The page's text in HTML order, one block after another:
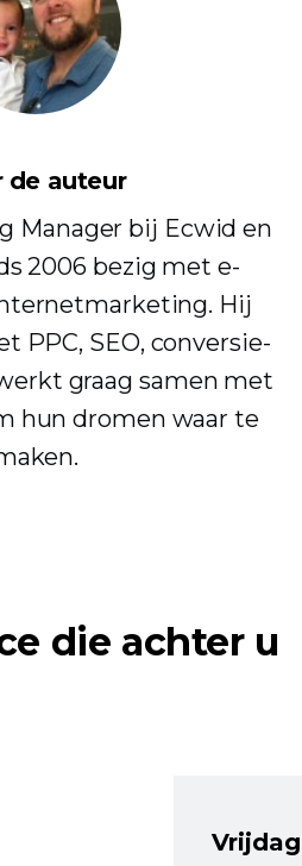
de auteur
Manager bij Ecwid en
2006 bezig met e-
Hij
PPC, SEO, conversie-
graag samen met
hun dromen waar te
die achter u